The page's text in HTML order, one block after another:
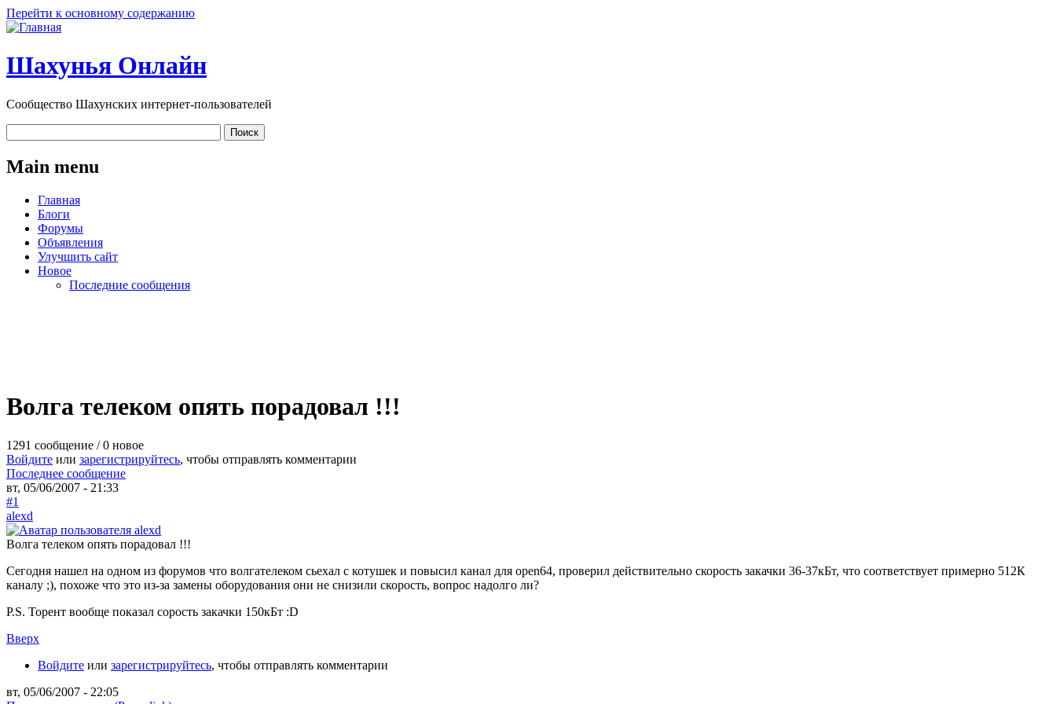
Перейти к основному содержанию
Шахунья Онлайн
Сообщество Шахунских интернет-пользователей
Main menu
Главная
Блоги
Форумы
Объявления
Улучшить сайт
Новое
Последние сообщения
Волга телеком опять порадовал !!!
1291 сообщение / 0 новое
Войдите или зарегистрируйтесь, чтобы отправлять комментарии
Последнее сообщение
вт, 05/06/2007 - 21:33
#1
alexd
Волга телеком опять порадовал !!!
Сегодня нашел на одном из форумов что волгателеком сьехал с котушек и повысил канал для open64, проверил действительно скорость закачки 36-37кБт, что соответствует примерно 512К
каналу ;), похоже что это из-за замены оборудования они не снизили скорость, вопрос надолго ли?
P.S. Торент вообще показал сорость закачки 150кБт :D
Вверх
Войдите или зарегистрируйтесь, чтобы отправлять комментарии
вт, 05/06/2007 - 22:05